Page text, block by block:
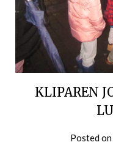
KLIPAREN
Posted on